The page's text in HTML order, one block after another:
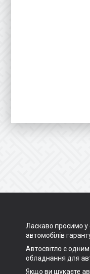
Ласкаво просимо у
автомобілів
Автосвітло є
обладнання для
Якщо ви шукаєте